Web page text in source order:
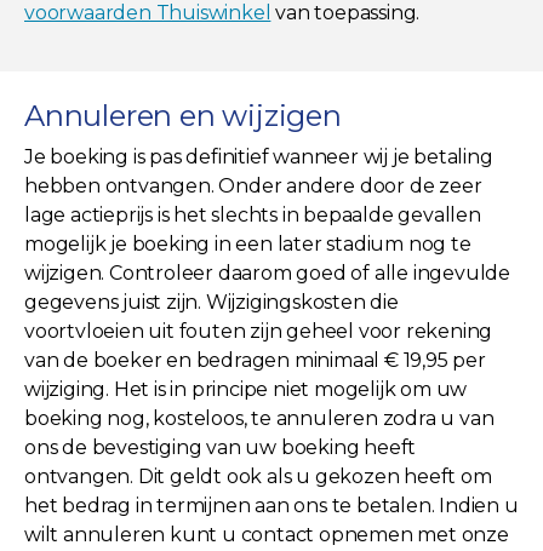
voorwaarden Thuiswinkel van toepassing.
Annuleren en wijzigen
Je boeking is pas definitief wanneer wij je betaling
hebben ontvangen. Onder andere door de zeer
lage actieprijs is het slechts in bepaalde gevallen
mogelijk je boeking in een later stadium nog te
wijzigen. Controleer daarom goed of alle ingevulde
gegevens juist zijn. Wijzigingskosten die
voortvloeien uit fouten zijn geheel voor rekening
van de boeker en bedragen minimaal € 19,95 per
wijziging. Het is in principe niet mogelijk om uw
boeking nog, kosteloos, te annuleren zodra u van
ons de bevestiging van uw boeking heeft
ontvangen. Dit geldt ook als u gekozen heeft om
het bedrag in termijnen aan ons te betalen. Indien u
wilt annuleren kunt u contact opnemen met onze